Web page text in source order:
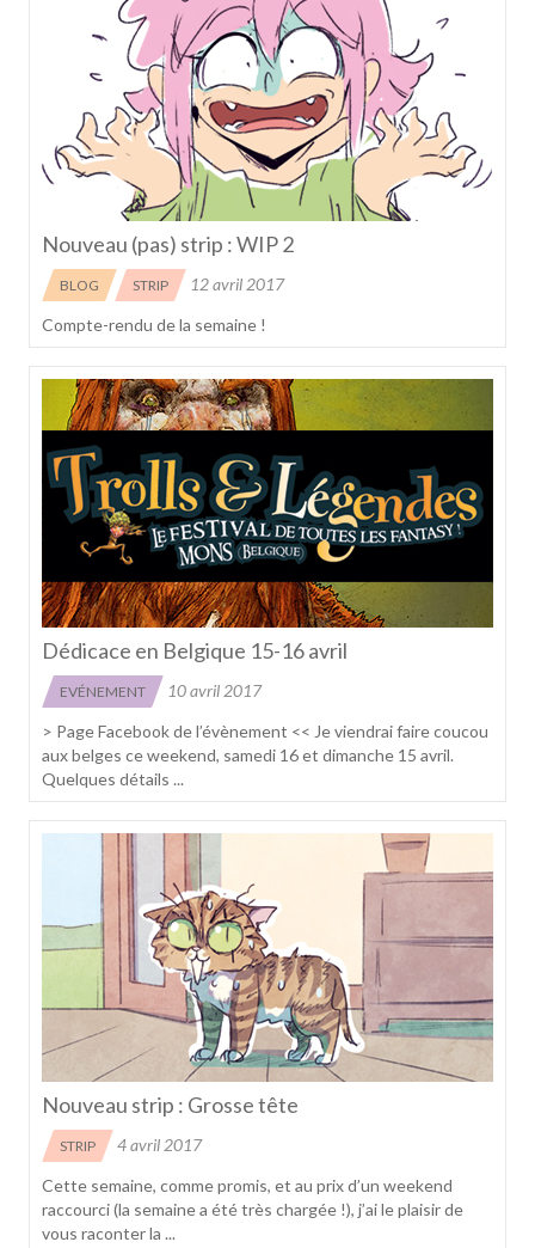
Nouveau (pas) strip : WIP 2
BLOG STRIP
12 avril 2017
Compte-rendu de la semaine !
Dédicace en Belgique 15-16 avril
EVÉNEMENT
10 avril 2017
> Page Facebook de l’évènement << Je viendrai faire coucou
aux belges ce weekend, samedi 16 et dimanche 15 avril.
Quelques détails ...
Nouveau strip : Grosse tête
STRIP
4 avril 2017
Cette semaine, comme promis, et au prix d’un weekend
raccourci (la semaine a été très chargée !), j’ai le plaisir de
vous raconter la ...